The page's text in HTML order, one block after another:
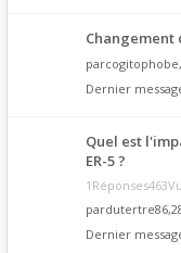
Changement
parcogitophobe
Dernier
Quel est
ER-5 ?
pardutertre86
Dernier